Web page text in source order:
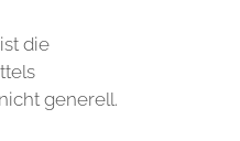
die
generell.